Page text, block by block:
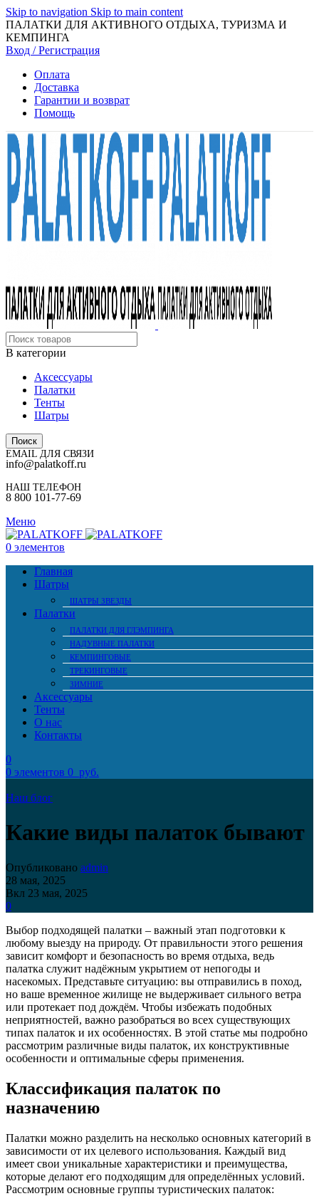
Skip to navigation Skip to main content
ПАЛАТКИ ДЛЯ АКТИВНОГО ОТДЫХА, ТУРИЗМА И
КЕМПИНГА
Вход / Регистрация
Оплата
Доставка
Гарантии и возврат
Помощь
В категории
Аксессуары
Палатки
Тенты
Шатры
Поиск
EMAIL ДЛЯ СВЯЗИ
info@palatkoff.ru
НАШ ТЕЛЕФОН
8 800 101-77-69
Меню
0 элементов
Главная
Шатры
ШАТРЫ ЗВЕЗДЫ
Палатки
ПАЛАТКИ ДЛЯ ГЛЭМПИНГА
НАДУВНЫЕ ПАЛАТКИ
КЕМПИНГОВЫЕ
ТРЕКИНГОВЫЕ
ЗИМНИЕ
Аксессуары
Тенты
О нас
Контакты
0
0 элементов 0 руб.
Наш блог
Какие виды палаток бывают
Опубликовано admin
28 мая, 2025
Вкл 23 мая, 2025
0
Выбор подходящей палатки – важный этап подготовки к
любому выезду на природу. От правильности этого решения
зависит комфорт и безопасность во время отдыха, ведь
палатка служит надёжным укрытием от непогоды и
насекомых. Представьте ситуацию: вы отправились в поход,
но ваше временное жилище не выдерживает сильного ветра
или протекает под дождём. Чтобы избежать подобных
неприятностей, важно разобраться во всех существующих
типах палаток и их особенностях. В этой статье мы подробно
рассмотрим различные виды палаток, их конструктивные
особенности и оптимальные сферы применения.
Классификация палаток по
назначению
Палатки можно разделить на несколько основных категорий в
зависимости от их целевого использования. Каждый вид
имеет свои уникальные характеристики и преимущества,
которые делают его подходящим для определённых условий.
Рассмотрим основные группы туристических палаток: